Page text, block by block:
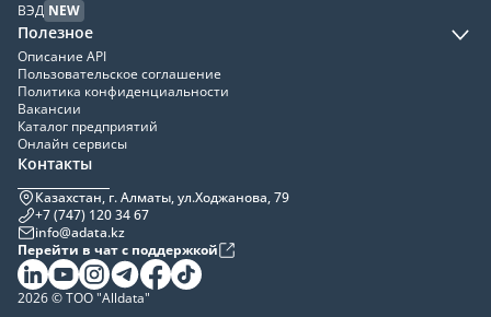
ВЭД NEW
Полезное
Описание API
Пользовательское соглашение
Политика конфиденциальности
Вакансии
Каталог предприятий
Онлайн сервисы
Контакты
Казахстан, г. Алматы, ул.Ходжанова, 79
+7 (747) 120 34 67
info@adata.kz
Перейти в чат с поддержкой
2026 © ТОО "Alldata"